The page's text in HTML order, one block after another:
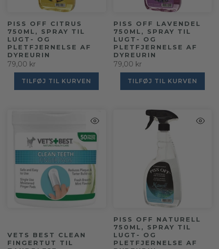
PISS OFF CITRUS
750ML, SPRAY TIL
LUGT- OG
PLETFJERNELSE AF
DYREURIN
79,00 kr
TILFØJ TIL KURVEN
PISS OFF LAVENDEL
750ML, SPRAY TIL
LUGT- OG
PLETFJERNELSE AF
DYREURIN
79,00 kr
TILFØJ TIL KURVEN
VETS BEST CLEAN
FINGERTUT TIL
PISS OFF NATURELL
750ML, SPRAY TIL
LUGT- OG
PLETFJERNELSE AF